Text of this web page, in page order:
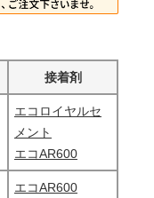
接着剤
エコロイヤルセ
メント
エコAR600
エコAR600